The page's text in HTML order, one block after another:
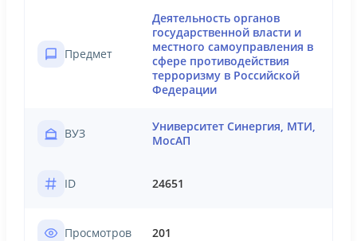
Предмет
Деятельность органов
государственной власти и
местного самоуправления в
сфере противодействия
терроризму в Российской
Федерации
ВУЗ
Университет Синергия, МТИ,
МосАП
ID 24651
Просмотров 201